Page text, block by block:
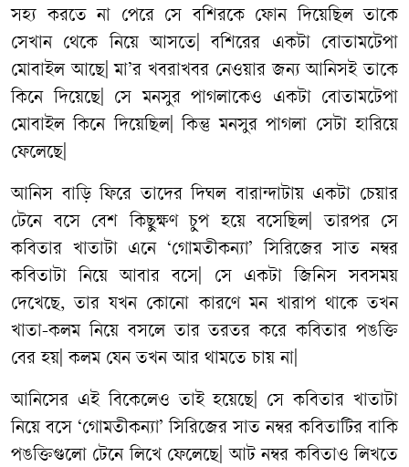
সহ্য করতে না পেরে সে বশিরকে ফোন দিয়েছিল তাকে
সেখান
থেকে নিয়ে আসতে |বশিরের একটা
বোতামটেপা
মোবাইল আছে|মা’র খবরাখবর নেওয়ার জন্য আনিসই তাকে
কিনে দিয়েছে| সে মনসুর পাগলাকেও একটা বোতামটেপা
মোবাইল কিনে দিয়েছিল|কিন্তু মনসুর পাগলা সেটা হারিয়ে
ফেলেছে
আনিস বাড়ি ফিরে তাদের দিঘল বারান্দাটায় একটা চেয়ার
টেনে বসে বেশ কিছুক্ষণ চুপ হয়ে বসেছিল|তারপর
সে
কবিতার খাতাটা এনে‘গোমতীকন্যা’সিরিজের সাত নম্বর
কবিতাটা
নিয়ে আবার বসে সে একটা জিনিস
সবসময়
দেখেছে,তার যখন কোনো কারণে মন খারাপ থাকে তখন
খাতা-কলম নিয়ে বসলে তার তরতর করে কবিতার পঙক্তি
বের হয়|কলম যেন তখন আর থামতে চায় না
আনিসের এই বিকেলেও তাই হয়েছে সে কবিতার খাতাটা
নিয়ে বসে ‘গোমতীকন্যা’সিরিজের সাত নম্বর কবিতাটির বাকি
পঙক্তিগুলো টেনে লিখে ফেলেছে |আট নম্বর কবিতাও লিখতে